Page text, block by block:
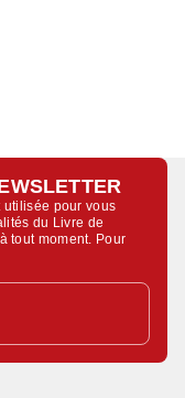
utilisée pour vous
du Livre de
tout moment. Pour